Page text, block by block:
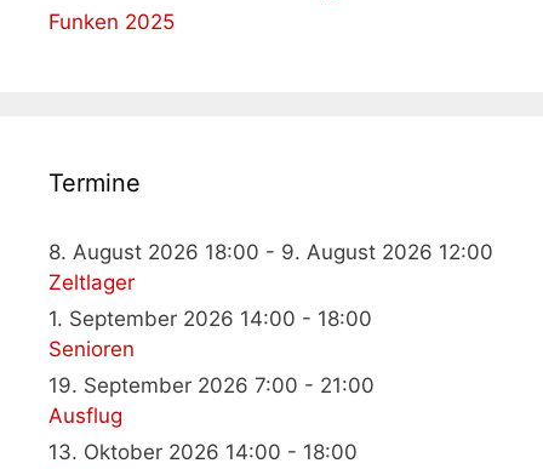
Funken 2025
Termine
8. August 2026 18:00 - 9. August 2026 12:00
Zeltlager
1. September 2026 14:00 - 18:00
Senioren
19. September 2026 7:00 - 21:00
Ausflug
13. Oktober 2026 14:00 - 18:00